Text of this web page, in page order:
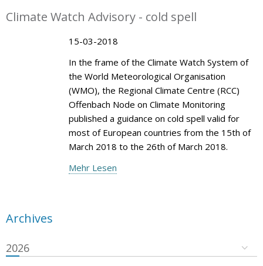
Climate Watch Advisory - cold spell
15-03-2018
In the frame of the Climate Watch System of
the World Meteorological Organisation
(WMO), the Regional Climate Centre (RCC)
Offenbach Node on Climate Monitoring
published a guidance on cold spell valid for
most of European countries from the 15th of
March 2018 to the 26th of March 2018.
Mehr Lesen
Archives
2026